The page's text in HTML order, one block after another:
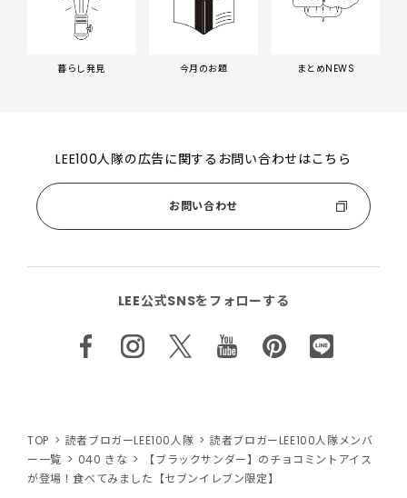
暮らし発見 今月のお題 まとめNEWS
LEE100人隊の広告に関するお問い合わせはこちら
お問い合わせ
LEE公式SNSをフォローする
TOP 読者ブロガーLEE100人隊
読者ブロガーLEE100人隊メンバ
ー一覧
040 きな
【ブラックサンダー】のチョコミントアイス
が登場！食べてみました【セブンイレブン限定】